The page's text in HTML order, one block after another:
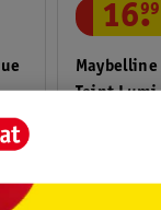
Maybelline
Teint
16.
99